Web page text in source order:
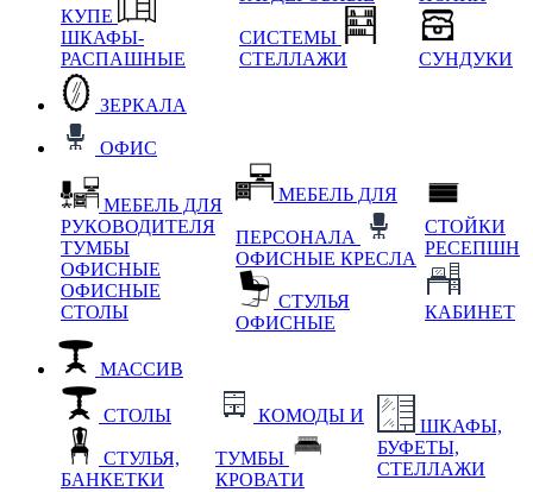
КУПЕ
ШКАФЫ-
РАСПАШНЫЕ
СИСТЕМЫ
СТЕЛЛАЖИ
СУНДУКИ
ЗЕРКАЛА
ОФИС
МЕБЕЛЬ ДЛЯ
РУКОВОДИТЕЛЯ
ТУМБЫ
ОФИСНЫЕ
ОФИСНЫЕ
СТОЛЫ
МЕБЕЛЬ ДЛЯ
ПЕРСОНАЛА
ОФИСНЫЕ КРЕСЛА
СТУЛЬЯ
ОФИСНЫЕ
СТОЙКИ
РЕСЕПШН
КАБИНЕТ
МАССИВ
СТОЛЫ
СТУЛЬЯ,
БАНКЕТКИ
КОМОДЫ И
ТУМБЫ
КРОВАТИ
ШКАФЫ,
БУФЕТЫ,
СТЕЛЛАЖИ